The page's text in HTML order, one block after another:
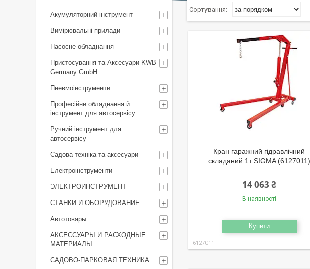
Кран гаражний гідравлічний
складаний 1т SIGMA (6127011)
14 063 ₴
В наявності
Купити
6127011
Акумуляторний інструмент
Вимірювальні прилади
Насосне обладнання
Пристосування та Аксесуари KWB
Germany GmbH
Пневмоінструменти
Професійне обладнання й
інструмент для автосервісу
Ручний інструмент для
автосервісу
Садова техніка та аксесуари
Електроінструменти
ЭЛЕКТРОИНСТРУМЕНТ
СТАНКИ И ОБОРУДОВАНИЕ
Автотовары
АКСЕССУАРЫ И РАСХОДНЫЕ
МАТЕРИАЛЫ
САДОВО-ПАРКОВАЯ ТЕХНИКА